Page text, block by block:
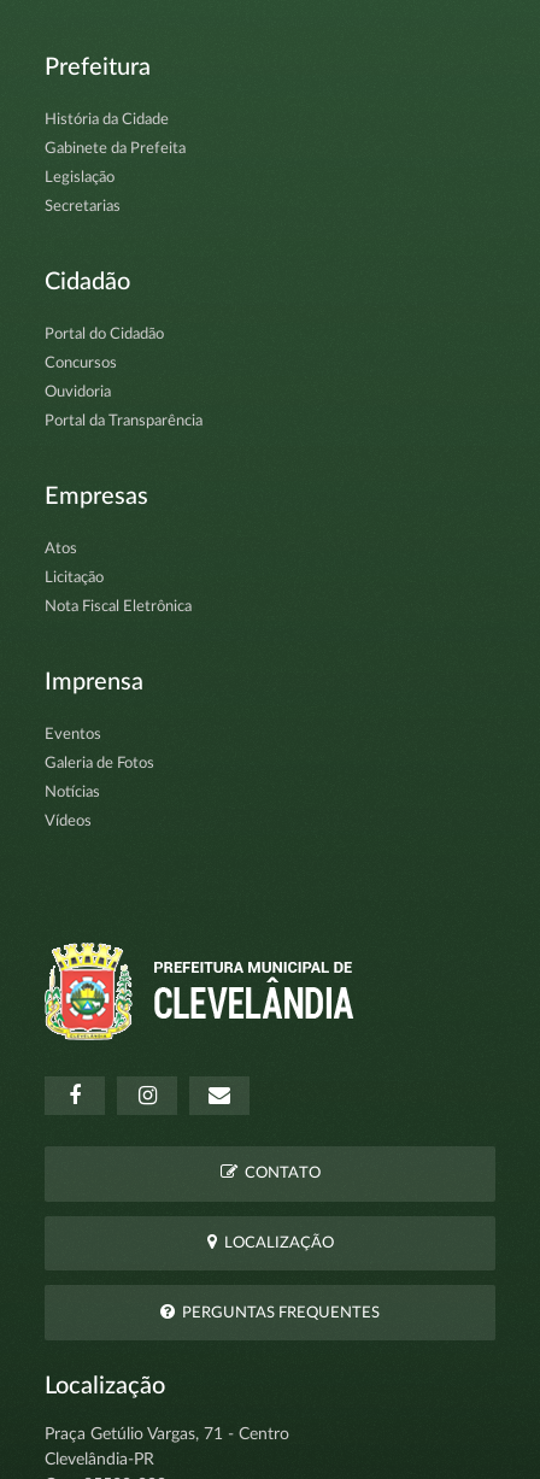
Prefeitura
História da Cidade
Gabinete da Prefeita
Legislação
Secretarias
Cidadão
Portal do Cidadão
Concursos
Ouvidoria
Portal da Transparência
Empresas
Atos
Licitação
Nota Fiscal Eletrônica
Imprensa
Eventos
Galeria de Fotos
Notícias
Vídeos
CONTATO
LOCALIZAÇÃO
PERGUNTAS FREQUENTES
Localização
Praça Getúlio Vargas, 71 - Centro
Clevelândia-PR